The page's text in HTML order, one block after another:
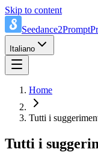
Skip to content
Seedance2Prompt
Italiano
Home
Tutti i
Tutti i